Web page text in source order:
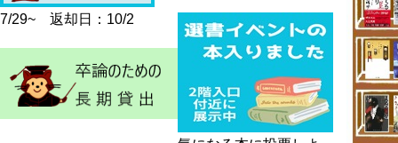
7/29~ 返却日：10/2